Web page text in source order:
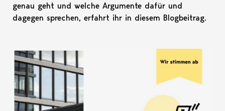
genau geht und welche Argumente dafür und
dagegen sprechen, erfahrt ihr in diesem Blogbeitrag.